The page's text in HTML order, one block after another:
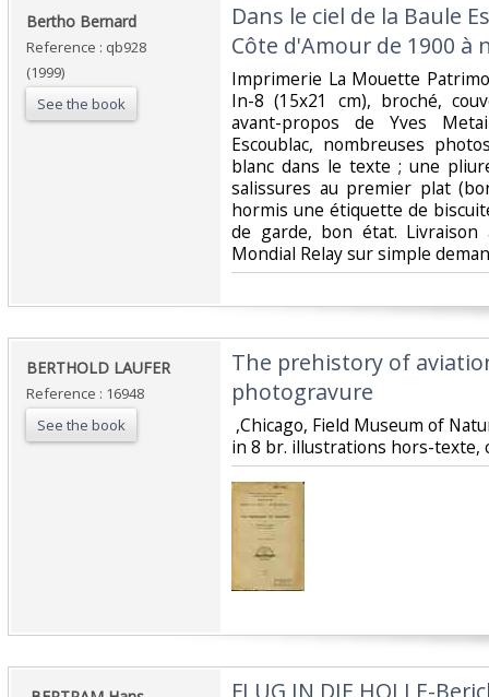
‎Bertho Bernard‎
Reference : qb928
(1999)
See the book
‎Dans le ciel de la Baule
Côte d'Amour de 1900 à
‎Imprimerie La Mouette
In-8 (15x21 cm), broché,
avant-propos de Yves
Escoublac, nombreuses
blanc dans le texte ; une
salissures au premier plat
hormis une étiquette de
de garde, bon état. Livraison
Mondial Relay sur simple
‎BERTHOLD LAUFER ‎
Reference : 16948
See the book
‎The prehistory of
photogravure‎
,Chicago, Field Museum of
in 8 br. illustrations hors-texte,